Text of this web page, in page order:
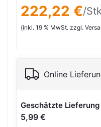
222,22 €/
(inkl. 19 % MwSt. zzgl.
Online
Geschätzte
5,99 €